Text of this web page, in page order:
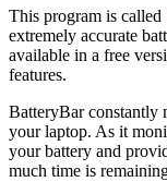
This program is called
extremely accurate
available in a free
features.
BatteryBar constantly
your laptop. As it
your battery and
much time is